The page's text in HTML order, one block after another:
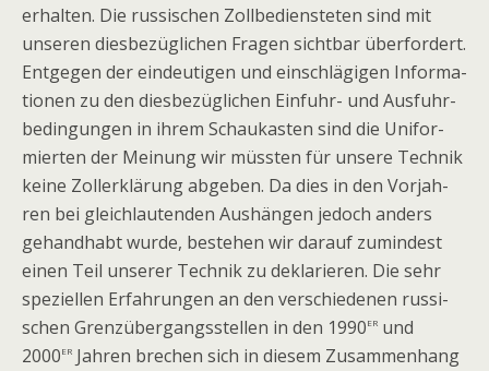
erhal­ten. Die rus­si­schen Zoll­be­diens­te­ten sind mit
unse­ren dies­be­züg­li­chen Fra­gen sicht­bar über­for­dert.
Ent­ge­gen der ein­deu­ti­gen und ein­schlä­gi­gen Infor­ma­
tio­nen zu den dies­be­züg­li­chen Ein­fuhr- und Aus­fuhr­
be­din­gun­gen in ihrem Schau­kas­ten sind die Uni­for­
mier­ten der Mei­nung wir müss­ten für unsere Tech­nik
keine Zoll­erklä­rung abge­ben. Da dies in den Vor­jah­
ren bei gleich­lau­ten­den Aus­hän­gen jedoch anders
gehand­habt wurde, bestehen wir dar­auf zumin­dest
einen Teil unse­rer Tech­nik zu dekla­rie­ren. Die sehr
spe­zi­el­len Erfah­run­gen an den ver­schie­de­nen rus­si­
schen Grenz­über­gangs­stel­len in den 1990er und
2000er Jah­ren bre­chen sich in die­sem Zusam­men­hang